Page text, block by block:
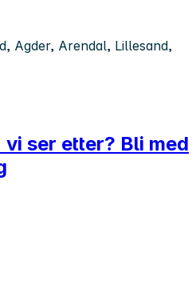
Agder, Arendal, Lillesand,
ser etter? Bli med